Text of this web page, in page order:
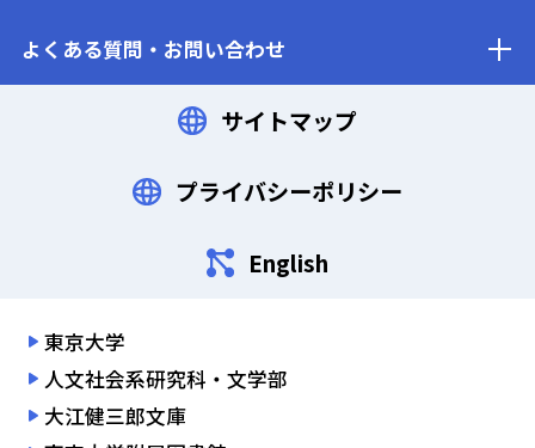
よくある質問・お問い合わせ
サイトマップ
プライバシーポリシー
English
東京大学
人文社会系研究科・文学部
大江健三郎文庫